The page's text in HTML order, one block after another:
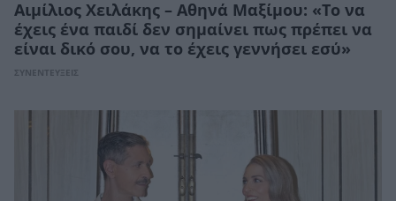
Αιμίλιος Χειλάκης – Αθηνά Μαξίμου: «Το να
έχεις ένα παιδί δεν σημαίνει πως πρέπει να
είναι δικό σου, να το έχεις γεννήσει εσύ»
ΣΥΝΕΝΤΕΥΞΕΙΣ